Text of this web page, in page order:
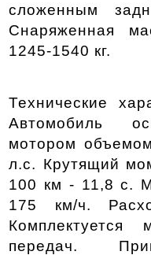
сложенным
Снаряженная
1245-1540 кг.
Технические
Автомобиль
мотором
л.с. Крутящий
100 км - 11,8 с.
175 км/ч.
Комплектуется
передач.